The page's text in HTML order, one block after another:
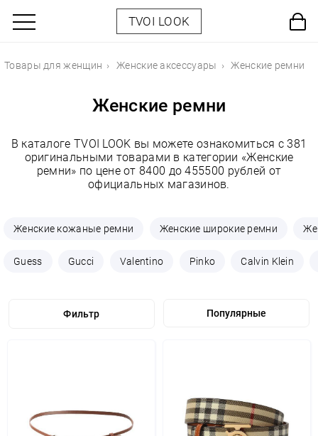
TVOI LOOK
Товары для женщин Женские аксессуары Женские ремни
Женские ремни
В каталоге TVOI LOOK вы можете ознакомиться с 381
оригинальными товарами в категории «Женские
ремни» по цене от 8400 до 455500 рублей от
официальных магазинов.
Женские кожаные ремни Женские широкие ремни
Guess Gucci Valentino Pinko Calvin Klein
Фильтр